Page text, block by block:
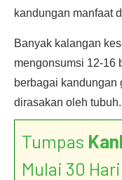
kandungan manfaat
Banyak kalangan
mengonsumsi 12-16
berbagai kandungan
dirasakan oleh tubuh.
Tumpas
Mulai 30